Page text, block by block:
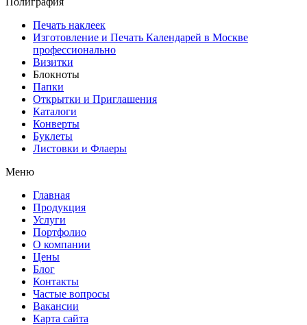
Печать наклеек
Изготовление и Печать Календарей в Москве
профессионально
Визитки
Блокноты
Папки
Открытки и Приглашения
Каталоги
Конверты
Буклеты
Листовки и Флаеры
Меню
Главная
Продукция
Услуги
Портфолио
О компании
Цены
Блог
Контакты
Частые вопросы
Вакансии
Карта сайта